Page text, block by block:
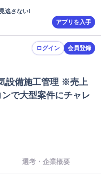
逃さない!
アプリを入手
ログイン 会員登録
設備施工管理 ※売上
で大型案件にチャレ
選考・企業概要